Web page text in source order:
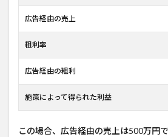
広告経由の売上
粗利率
広告経由の粗利
施策によって得られた利益
この場合、広告経由の売上は500万円